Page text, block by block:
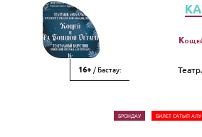
16+ / Бастау:
БРОНДАУ БИЛЕТ САТЫП АЛУ